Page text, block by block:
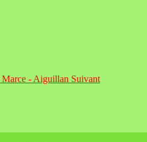
- Aiguillan Suivant